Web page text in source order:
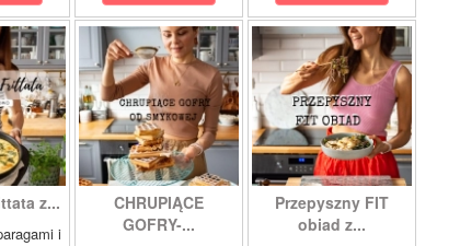
z...
i
CHRUPIĄCE
GOFRY-...
Przepyszny FIT
obiad z...